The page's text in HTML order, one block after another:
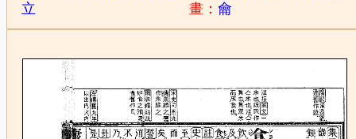
立
畫：龠